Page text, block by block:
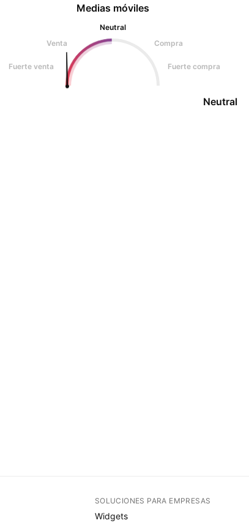
Medias móviles
Neutral
Venta
Compra
Fuerte venta Fuerte compra
Neutral
SOLUCIONES PARA EMPRESAS
Widgets